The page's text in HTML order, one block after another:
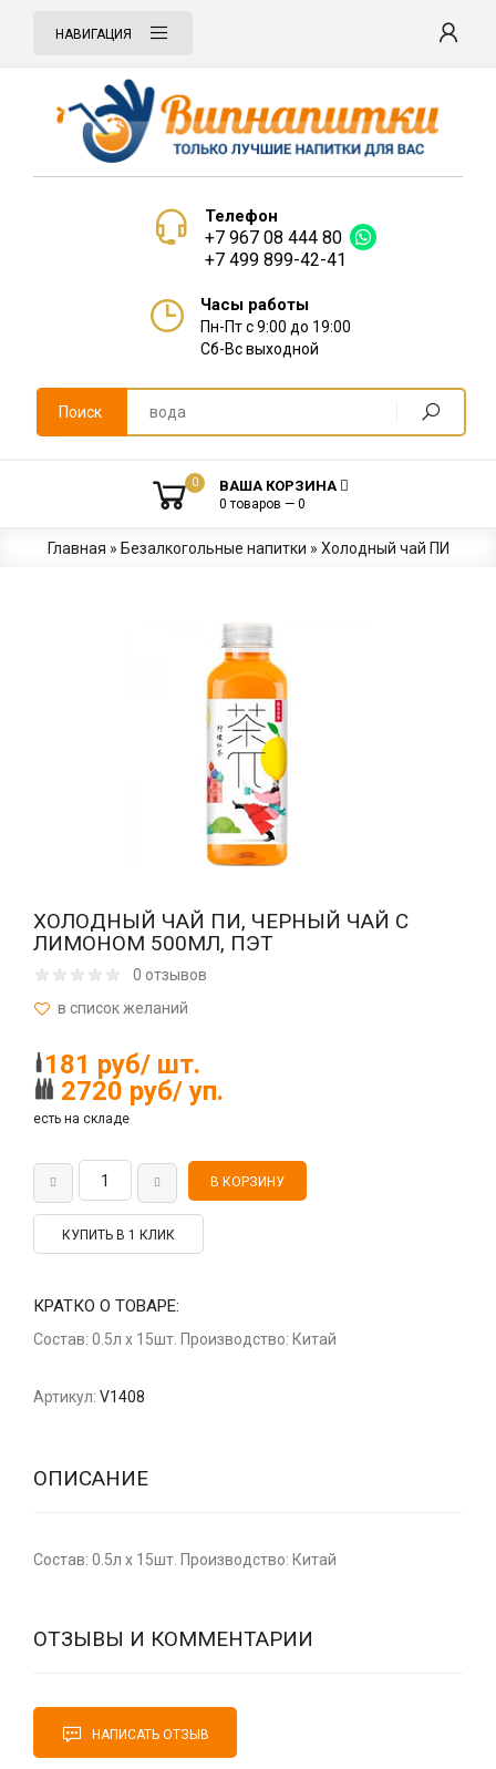
НАВИГАЦИЯ
Телефон
+7 967 08 444 80
+7 499 899-42-41
Часы работы
Пн-Пт с 9:00 до 19:00
Сб-Вс выходной
Поиск
0 ВАША КОРЗИНА
0 товаров — 0
Главная » Безалкогольные напитки » Холодный чай ПИ
ХОЛОДНЫЙ ЧАЙ ПИ, ЧЕРНЫЙ ЧАЙ С
ЛИМОНОМ 500МЛ, ПЭТ
0 отзывов
181 руб/ шт.
2720 руб/ уп.
есть на складе
КУПИТЬ В 1 КЛИК
КРАТКО О ТОВАРЕ:
Состав: 0.5л x 15шт. Производство: Китай
Артикул: V1408
ОПИСАНИЕ
Состав: 0.5л x 15шт. Производство: Китай
ОТЗЫВЫ И КОММЕНТАРИИ
НАПИСАТЬ ОТЗЫВ